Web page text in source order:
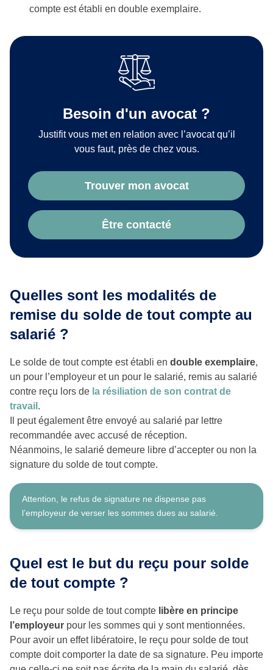
compte est établi en double exemplaire.
Besoin d'un avocat ?
Justifit vous met en relation avec l’avocat qu’il
vous faut, près de chez vous.
Trouver mon avocat
Être contacté
Quelles sont les modalités de
remise du solde de tout compte au
salarié ?
Le solde de tout compte est établi en double exemplaire,
un pour l’employeur et un pour le salarié, remis au salarié
contre reçu lors de la résiliation de son contrat de
travail .
Il peut également être envoyé au salarié par lettre
recommandée avec accusé de réception.
Néanmoins, le salarié demeure libre d’accepter ou non la
signature du solde de tout compte.
Attention, le refus de signature ne dispense pas
l’employeur de verser les sommes dues au salarié.
Quel est le but du reçu pour solde
de tout compte ?
Le reçu pour solde de tout compte libère en principe
l’employeur pour les sommes qui y sont mentionnées.
Pour avoir un effet libératoire, le reçu pour solde de tout
compte doit comporter la date de sa signature. Peu importe